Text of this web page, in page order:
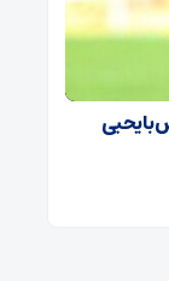
یحیی